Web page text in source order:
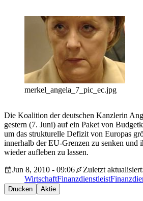
merkel_angela_7_pic_ec.jpg
Die Koalition der deutschen Kanzlerin
gestern (7. Juni) auf ein Paket von
um das strukturelle Defizit von Europas
innerhalb der EU-Grenzen zu senken und
wieder aufleben zu lassen.
Jun 8, 2010 - 09:06
Zuletzt
WirtschaftFinanzdienstleist
Drucken Aktie